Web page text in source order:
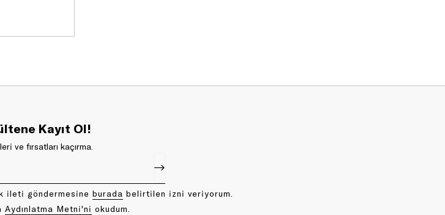
Kayıt Ol!
ve fırsatları kaçırma.
ileti göndermesine bu rada belirtilen izni veriyorum.
Aydınlatma Metni'ni okudum.